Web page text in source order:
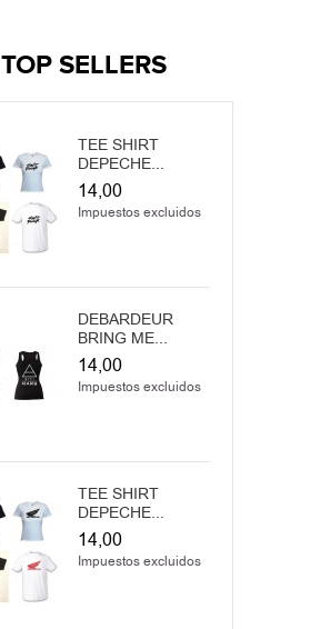
TOP SELLERS
TEE SHIRT
DEPECHE...
14,00
Impuestos excluidos
DEBARDEUR
BRING ME...
14,00
Impuestos excluidos
TEE SHIRT
DEPECHE...
14,00
Impuestos excluidos